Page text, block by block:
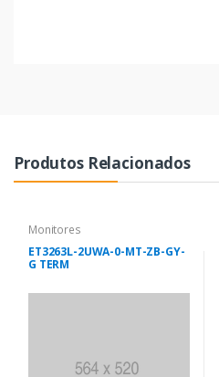
Produtos Relacionados
Monitores
ET3263L-2UWA-0-MT-ZB-GY-
G TERM